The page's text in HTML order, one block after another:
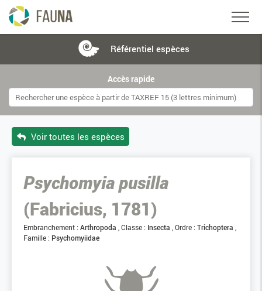
Référentiel espèces
Accès rapide
Voir toutes les espèces
Psychomyia pusilla
(Fabricius, 1781)
Embranchement : Arthropoda Classe : Insecta Ordre : Trichoptera
Famille : Psychomyiidae